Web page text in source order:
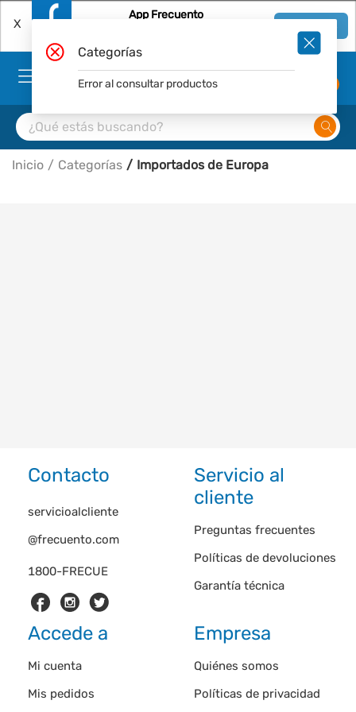
X
App Frecuento
Inicio Categorías Importados de Europa
Contacto
1800-FRECUE
servicioalcliente
@frecuento.com
Servicio al
cliente
Preguntas frecuentes
Políticas de devoluciones
Garantía técnica
Accede a
Mi cuenta
Mis pedidos
Empresa
Quiénes somos
Políticas de privacidad
Categorías
Error al consultar productos